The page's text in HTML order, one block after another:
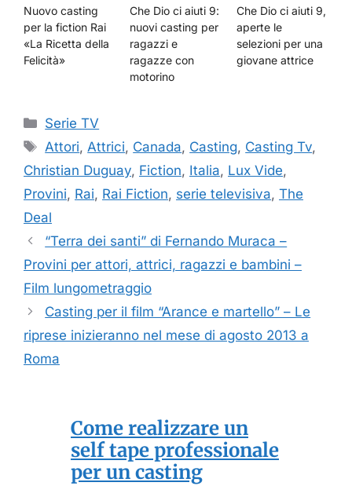
Nuovo casting
per la fiction Rai
«La Ricetta della
Felicità»
Che Dio ci aiuti 9:
nuovi casting per
ragazzi e
ragazze con
motorino
Che Dio ci aiuti 9,
aperte le
selezioni per una
giovane attrice
Categorie
Serie TV
Tag
Attori,Attrici, Canada, Casting, Casting Tv,
Christian Duguay, Fiction, Italia, Lux Vide,
Provini, Rai, Rai Fiction, serie televisiva, The
Deal
“Terra dei santi” di Fernando Muraca –
Provini per attori, attrici, ragazzi e bambini –
Film lungometraggio
Casting per il film “Arance e martello” – Le
riprese inizieranno nel mese di agosto 2013 a
Roma
Come realizzare un
self tape professionale
per un casting